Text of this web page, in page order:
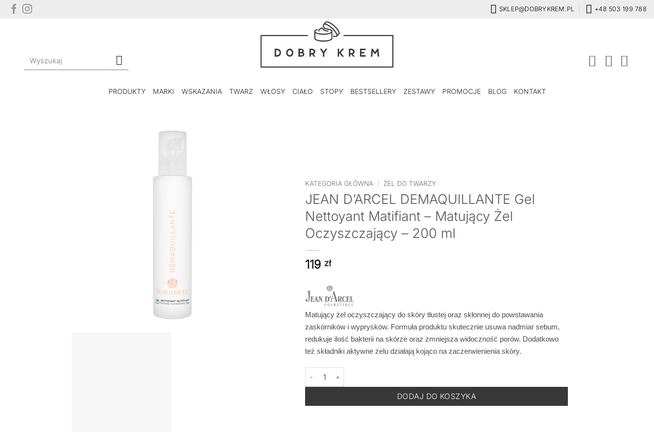
Przewiń
SKLEP@DOBRYKREM.PL +48 503 199 788
Szukaj:
PRODUKTY MARKI WSKAZANIA TWARZ WŁOSY CIAŁO STOPY BESTSELLERY ZESTAWY PROMOCJE BLOG KONTAKT
KATEGORIA GŁÓWNA / ŻEL DO TWARZY
JEAN D’ARCEL DEMAQUILLANTE Gel
Nettoyant Matifiant – Matujący Żel
Oczyszczający – 200 ml
119 zł
Matujący żel oczyszczający do skóry tłustej oraz skłonnej do powstawania
zaskórników i wyprysków. Formuła produktu skutecznie usuwa nadmiar sebum,
redukuje ilość bakterii na skórze oraz zmniejsza widoczność porów. Dodatkowo
też składniki aktywne żelu działają kojąco na zaczerwienienia skóry.
ilość JEAN D'ARCEL DEMAQUILLANTE Gel Nettoyant Matifiant - Matujący Żel Oczyszczający - 200 ml
DODAJ DO KOSZYKA